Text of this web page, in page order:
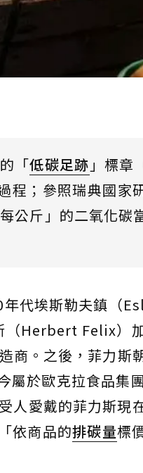
「低碳足跡 」標章
程；參照瑞典國家
公斤」的二氧化碳
代埃斯勒夫鎮（
（Herbert Felix）
商。之後，菲力斯
屬於歐克拉食品集
人愛戴的菲力斯現
依商品的排碳量標